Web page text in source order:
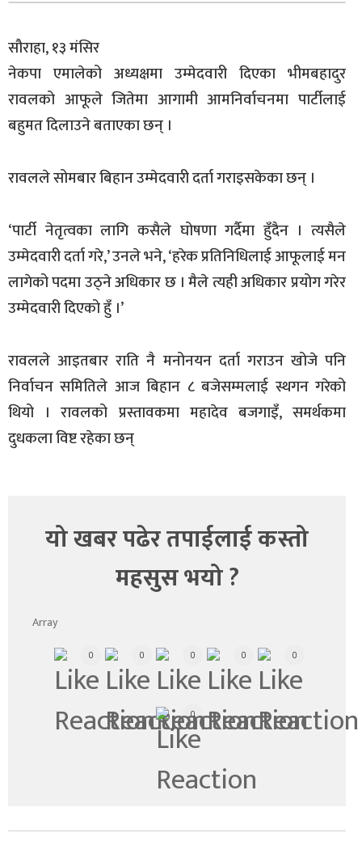
सौराहा, १३ मंसिर
नेकपा एमालेको अध्यक्षमा उम्मेदवारी दिएका भीमबहादुर
रावलको आफूले जितेमा आगामी आमनिर्वाचनमा पार्टीलाई
बहुमत दिलाउने बताएका छन् ।
रावलले सोमबार बिहान उम्मेदवारी दर्ता गराइसकेका छन् ।
‘पार्टी नेतृत्वका लागि कसैले घोषणा गर्दैमा हुँदैन । त्यसैले
उम्मेदवारी दर्ता गरे,’ उनले भने, ‘हरेक प्रतिनिधिलाई आफूलाई मन
लागेको पदमा उठ्ने अधिकार छ । मैले त्यही अधिकार प्रयोग गरेर
उम्मेदवारी दिएको हुँ ।’
रावलले आइतबार राति नै मनोनयन दर्ता गराउन खोजे पनि
निर्वाचन समितिले आज बिहान ८ बजेसम्मलाई स्थगन गरेको
थियो । रावलको प्रस्तावकमा महादेव बजगाइँ, समर्थकमा
दुधकला विष्ट रहेका छन्
यो खबर पढेर तपाईलाई कस्तो
महसुस भयो ?
Array
0 0 0 0 0
0